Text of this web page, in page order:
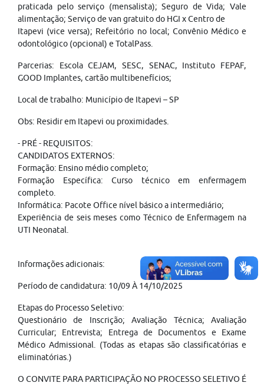
praticada pelo serviço (mensalista); Seguro de Vida; Vale
alimentação; Serviço de van gratuito do HGI x Centro de
Itapevi (vice versa); Refeitório no local; Convênio Médico e
odontológico (opcional) e TotalPass.
Parcerias: Escola CEJAM, SESC, SENAC, Instituto FEPAF,
GOOD Implantes, cartão multibenefícios;
Local de trabalho: Município de Itapevi – SP
Obs: Residir em Itapevi ou proximidades.
- PRÉ - REQUISITOS:
CANDIDATOS EXTERNOS:
Formação: Ensino médio completo;
Formação Específica: Curso técnico em enfermagem
completo.
Informática: Pacote Office nível básico a intermediário;
Experiência de seis meses como Técnico de Enfermagem na
UTI Neonatal.
Informações adicionais:
Período de candidatura: 10/09 À 14/10/2025
Etapas do Processo Seletivo:
Questionário de Inscrição; Avaliação Técnica; Avaliação
Curricular; Entrevista; Entrega de Documentos e Exame
Médico Admissional. (Todas as etapas são classificatórias e
eliminatórias.)
O CONVITE PARA PARTICIPAÇÃO NO PROCESSO SELETIVO É